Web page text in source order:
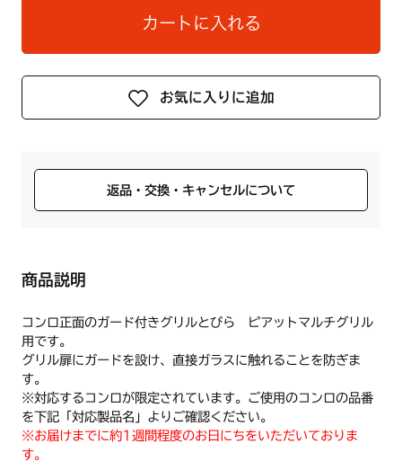
カートに入れる
お気に入りに追加
返品・交換・キャンセルについて
商品説明
コンロ正面のガード付きグリルとびら ピアットマルチグリル
用です。
グリル扉にガードを設け、直接ガラスに触れることを防ぎま
す。
※対応するコンロが限定されています。ご使用のコンロの品番
を下記「対応製品名」よりご確認ください。
※お届けまでに約1週間程度のお日にちをいただいておりま
す。